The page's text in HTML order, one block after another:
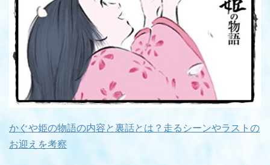
かぐや姫の物語の内容と裏話とは？走るシーンやラストの
お迎えを考察